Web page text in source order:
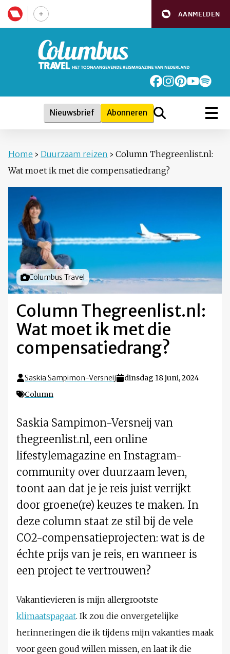
AANMELDEN
Nieuwsbrief Abonneren
Home › Duurzaam reizen › Column Thegreenlist.nl:
Wat moet ik met die compensatiedrang?
Foto door
Columbus Travel
Column Thegreenlist.nl:
Wat moet ik met die
compensatiedrang?
Saskia Sampimon-Versneij
dinsdag 18 juni, 2024
Column
Saskia Sampimon-Versneij van
thegreenlist.nl, een online
lifestylemagazine en Instagram-
community over duurzaam leven,
toont aan dat je je reis juist verrijkt
door groene(re) keuzes te maken. In
deze column staat ze stil bij de vele
CO2-compensatieprojecten: wat is de
échte prijs van je reis, en wanneer is
een project te vertrouwen?
Vakantievieren is mijn allergrootste
klimaatspagaat. Ik zou die onvergetelijke
herinneringen die ik tijdens mijn vakanties maak
voor geen goud willen missen, en laat ik die